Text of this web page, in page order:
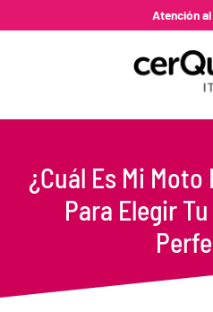
Atención
¿Cuál Es Mi
Para Elegir